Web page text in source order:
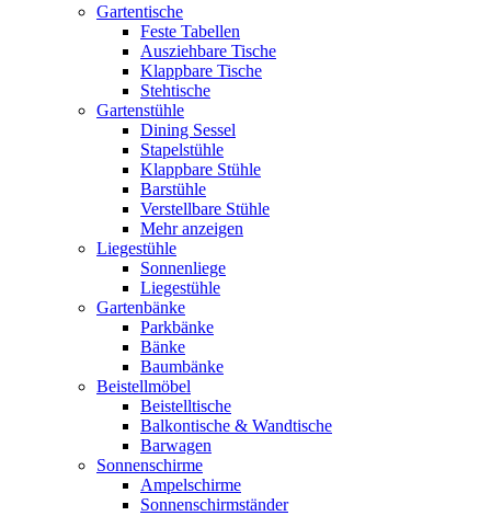
Gartentische
Feste Tabellen
Ausziehbare Tische
Klappbare Tische
Stehtische
Gartenstühle
Dining Sessel
Stapelstühle
Klappbare Stühle
Barstühle
Verstellbare Stühle
Mehr anzeigen
Liegestühle
Sonnenliege
Liegestühle
Gartenbänke
Parkbänke
Bänke
Baumbänke
Beistellmöbel
Beistelltische
Balkontische & Wandtische
Barwagen
Sonnenschirme
Ampelschirme
Sonnenschirmständer